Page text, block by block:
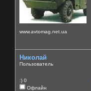
www.avtomag.net.ua
Николай
Пользователь
:) 0
Офлайн